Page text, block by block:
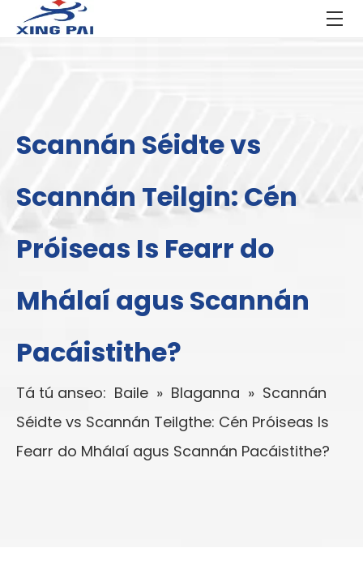
Scannán Séidte vs
Scannán Teilgin: Cén
Próiseas Is Fearr do
Mhálaí agus Scannán
Pacáistithe?
Tá tú anseo: Baile » Blaganna » Scannán
Séidte vs Scannán Teilgthe: Cén Próiseas Is
Fearr do Mhálaí agus Scannán Pacáistithe?